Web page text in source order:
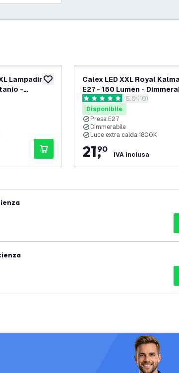
aggiungi alla lista desideri
Lampadina
-
Calex LED XXL Royal
E27 - 150 Lumen -
apri il cassetto
5 stelle di valutazione
5.0 (10)
Disponibile
Presa E27
Dimmerabile
Luce extra calda 1800K
21,
90
IVA inclusa